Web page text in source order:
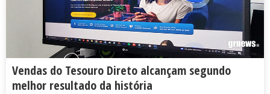
Vendas do Tesouro Direto alcançam segundo
melhor resultado da história